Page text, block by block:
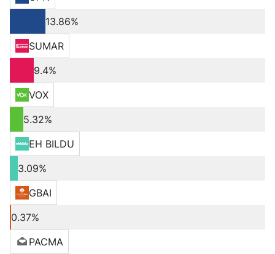
13.86%
SUMAR
9.4%
VOX
5.32%
EH BILDU
3.09%
GBAI
0.37%
PACMA